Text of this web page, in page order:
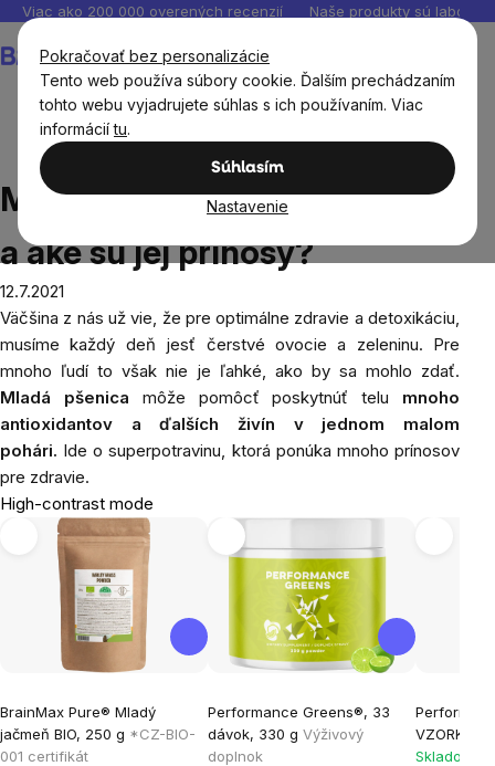
Pokračovať bez personalizácie
Tento web používa súbory cookie. Ďalším prechádzaním
tohto webu vyjadrujete súhlas s ich používaním. Viac
informáciítu.
Súhlasím
Nastavenie
Prejsť
obsah
Viac ako 200 000 overených recenzií Naše produkty sú
košík
Mladá pšenica - čo obsahuje a aké sú jej prínosy?
Mladá pšenica - čo obsahuje
a aké sú jej prínosy?
12.7.2021
Väčšina z nás už vie, že pre optimálne zdravie a detoxikáciu,
musíme každý deň jesť čerstvé ovocie a zeleninu. Pre
mnoho ľudí to však nie je ľahké, ako by sa mohlo zdať.
Mladá pšenica môže pomôcť poskytnúť telu mnoho
antioxidantov a ďalších živín v jednom malom
pohári. Ide o superpotravinu, ktorá ponúka mnoho prínosov
pre zdravie.
High-contrast mode
BrainMax Pure® Mladý
jačmeň BIO, 250 g *CZ-BIO-
001 certifikát
Performance Greens®, 33
dávok, 330 g Výživový
doplnok
VZORKA
Skladom >